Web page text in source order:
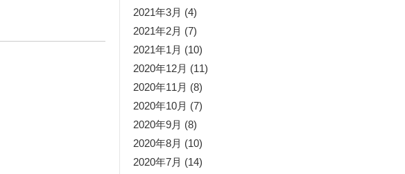
2021年3月 (4)
2021年2月 (7)
2021年1月 (10)
2020年12月 (11)
2020年11月 (8)
2020年10月 (7)
2020年9月 (8)
2020年8月 (10)
2020年7月 (14)